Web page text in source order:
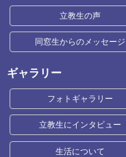
立教生の声
同窓生からのメッセージ
ギャラリー
フォトギャラリー
立教生にインタビュー
生活について